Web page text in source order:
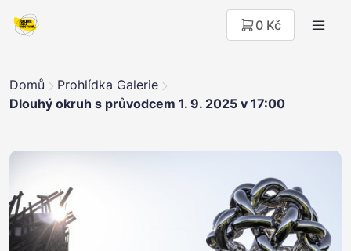
0 Kč
Domů
Prohlídka Galerie
Dlouhý okruh s průvodcem 1. 9. 2025 v 17:00